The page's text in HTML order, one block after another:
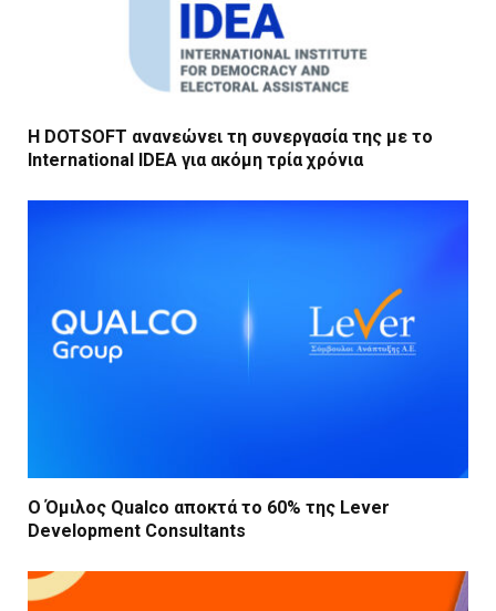
Η DOTSOFT ανανεώνει τη συνεργασία της με το
International IDEA για ακόμη τρία χρόνια
Ο Όμιλος Qualco αποκτά το 60% της Lever
Development Consultants